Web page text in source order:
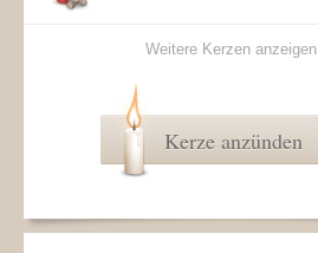
Weitere Kerzen anzeigen
Kerze anzünden